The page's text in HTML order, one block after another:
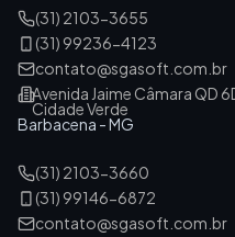
(31) 2103-3655
(31) 99236-4123
contato@sgasoft.com.br
Avenida Jaime Câmara QD
Cidade Verde
Barbacena - MG
(31) 2103-3660
(31) 99146-6872
contato@sgasoft.com.br